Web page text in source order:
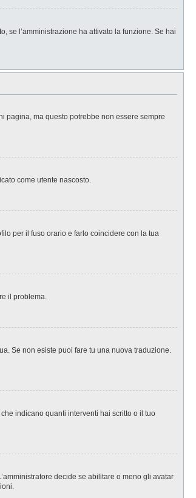
se l’amministrazione ha attivato la funzione. Se hai
pagina, ma questo potrebbe non essere sempre
come utente nascosto.
per il fuso orario e farlo coincidere con la tua
il problema.
Se non esiste puoi fare tu una nuova traduzione.
indicano quanti interventi hai scritto o il tuo
decide se abilitare o meno gli avatar